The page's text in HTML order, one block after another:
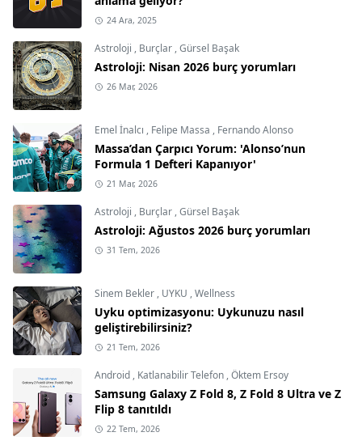
24 Ara, 2025
Astroloji , Burçlar ,Gürsel Başak
Astroloji: Nisan 2026 burç yorumları
26 Mar, 2026
Emel İnalcı , Felipe Massa , Fernando Alonso
Massa’dan Çarpıcı Yorum: 'Alonso’nun
Formula 1 Defteri Kapanıyor'
21 Mar, 2026
Astroloji , Burçlar ,Gürsel Başak
Astroloji: Ağustos 2026 burç yorumları
31 Tem, 2026
Sinem Bekler , UYKU ,Wellness
Uyku optimizasyonu: Uykunuzu nasıl
geliştirebilirsiniz?
21 Tem, 2026
Android , Katlanabilir Telefon ,Öktem Ersoy
Samsung Galaxy Z Fold 8, Z Fold 8 Ultra ve Z
Flip 8 tanıtıldı
22 Tem, 2026